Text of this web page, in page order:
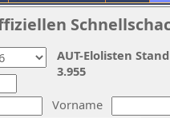
Vorname
AUT-Elolisten
3.955